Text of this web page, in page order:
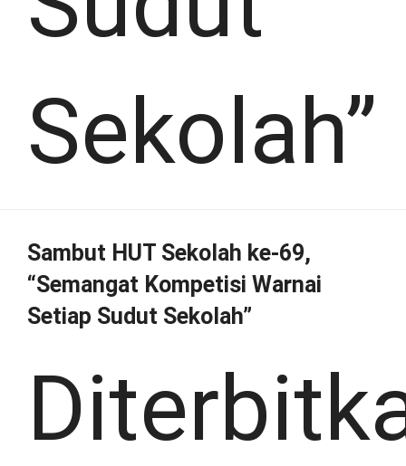
Sekolah”
Sambut HUT Sekolah ke-69,
“Semangat Kompetisi Warnai
Setiap Sudut Sekolah”